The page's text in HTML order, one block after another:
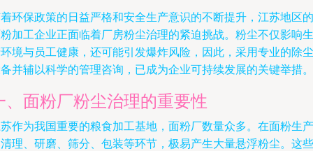
环保政策的日益严格和安全生产意识的不断提升，江苏地区的
加工企业正面临着厂房粉尘治理的紧迫挑战。粉尘不仅影响生
境与员工健康，还可能引发爆炸风险，因此，采用专业的除尘
并辅以科学的管理咨询，已成为企业可持续发展的关键举措。
、面粉厂粉尘治理的重要性
作为我国重要的粮食加工基地，面粉厂数量众多。在面粉生产
理、研磨、筛分、包装等环节，极易产生大量悬浮粉尘。这些